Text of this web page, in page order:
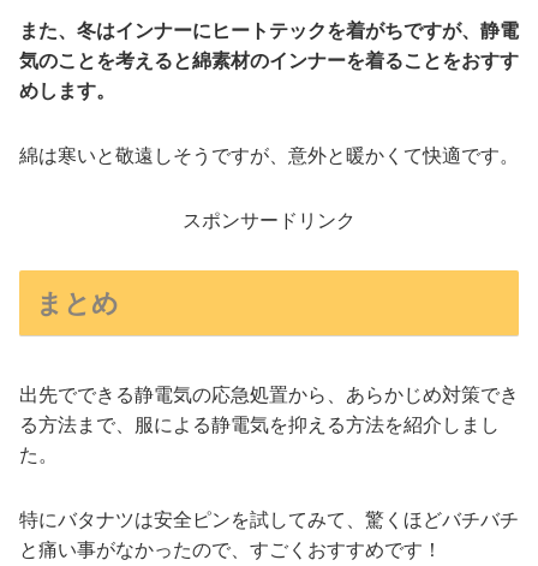
また、冬はインナーにヒートテックを着がちですが、静電
気のことを考えると綿素材のインナーを着ることをおすす
めします。
綿は寒いと敬遠しそうですが、意外と暖かくて快適です。
スポンサードリンク
まとめ
出先でできる静電気の応急処置から、あらかじめ対策でき
る方法まで、服による静電気を抑える方法を紹介しまし
た。
特にバタナツは安全ピンを試してみて、驚くほどバチバチ
と痛い事がなかったので、すごくおすすめです！